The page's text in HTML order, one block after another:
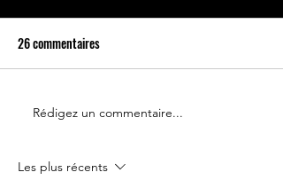
Le 14 juillet doit rester une
26 commentaires
Rédigez un commentaire...
Les plus récents